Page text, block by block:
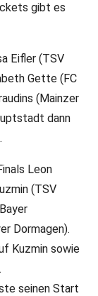
gibt es
Eifler (TSV
Gette (FC
(Mainzer
dann
Leon
(TSV
Dormagen).
Kuzmin sowie
seinen Start